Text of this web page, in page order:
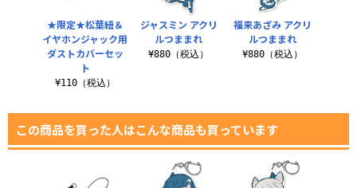
ジャスミン アクリ
ルつままれ
¥880（税込）
福来あざみ アクリ
ルつままれ
¥880（税込）
★限定★松葉紐＆
イヤホンジャック用
ダストカバーセッ
ト
¥110（税込）
この商品を買った人はこんな商品も買っています